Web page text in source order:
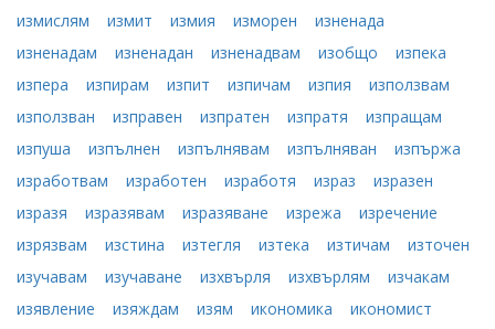
измислям
измит измия изморен
изненада
изненадам
изненадан изненадвам изобщо
изпека
изпера
изпирам изпит изпичам изпия
използвам
използван
изправен изпратен изпратя
изпращам
изпуша
изпълнен изпълнявам изпълняван
изпържа
изработвам
изработен изработя израз
изразен
изразя
изразявам изразяване изрежа
изречение
изрязвам
изстина изтегля изтека изтичам
източен
изучавам
изучаване изхвърля изхвърлям
изчакам
изявление
изяждам изям икономика
икономист